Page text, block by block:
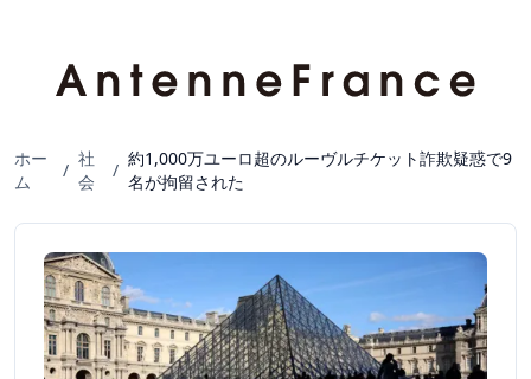
ホー
ム
/
社
会
/
約1,000万ユーロ超のルーヴルチケット詐欺疑惑で9
名が拘留された